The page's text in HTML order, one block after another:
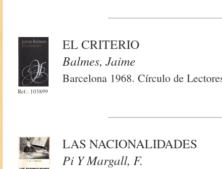
Ref.: 103899
EL CRITERIO
Balmes, Jaime
Barcelona 1968. Círculo de
LAS NACIONALIDADES
Pi Y Margall, F.